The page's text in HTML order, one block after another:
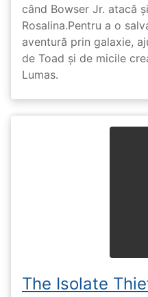
când Bowser Jr. atacă
Rosalina.Pentru a o
aventură prin galaxie,
de Toad și de micile
Lumas.
The Isolate